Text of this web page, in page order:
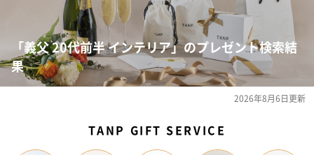
「義父 20代前半 インテリア」のプレゼント検索結
果
2026年8月6日更新
TANP GIFT SERVICE